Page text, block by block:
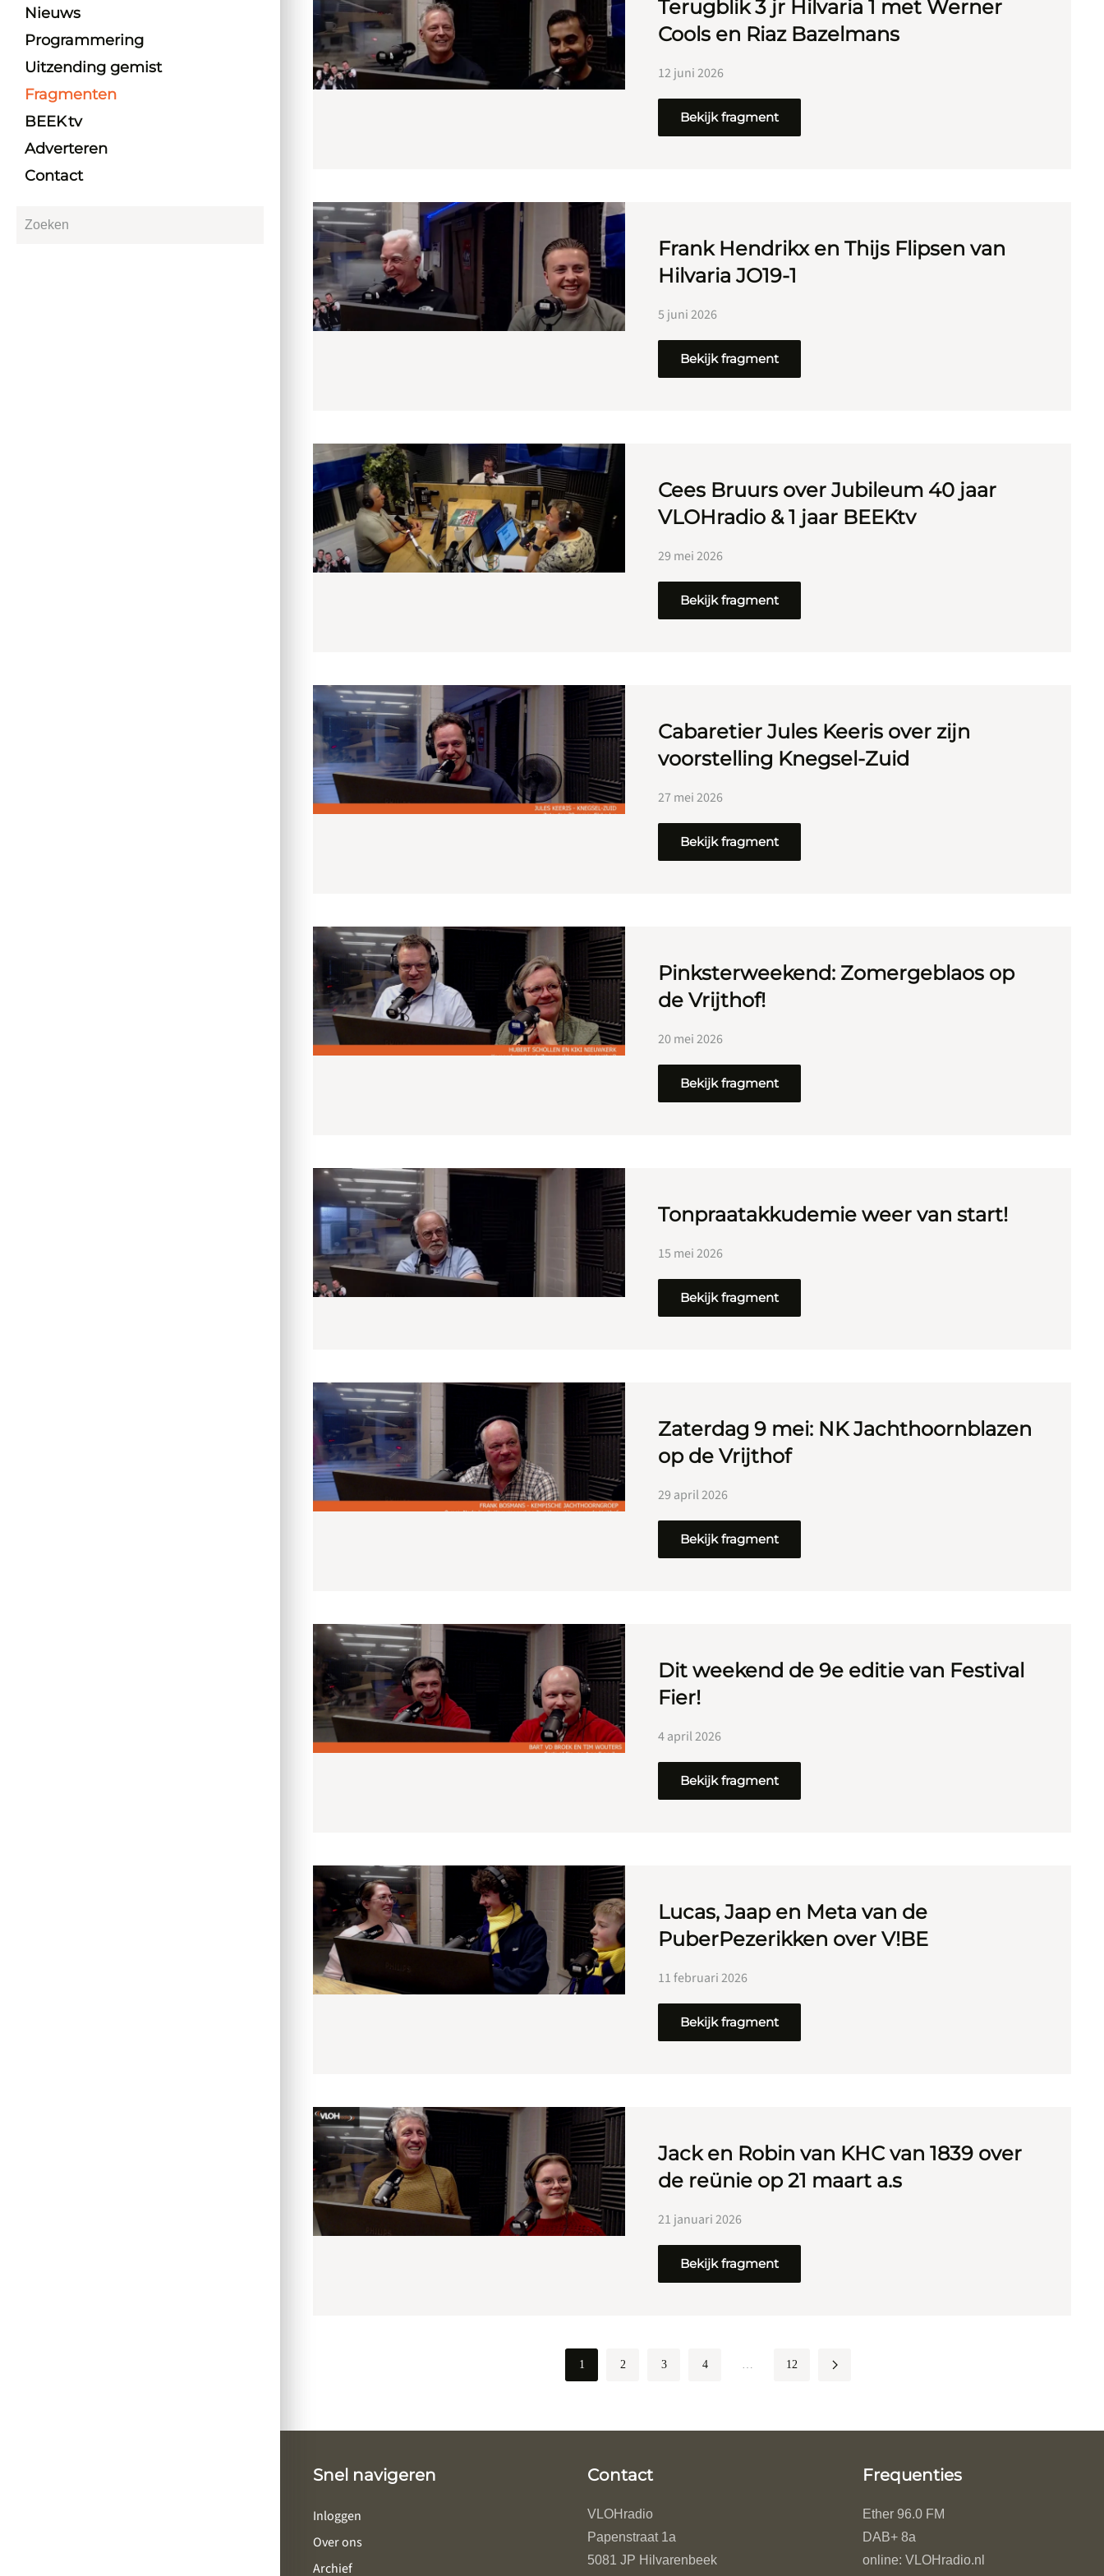
Nieuws
Programmering
Uitzending gemist
Fragmenten
BEEK tv
Adverteren
Contact
Terugblik 3 jr Hilvaria 1 met Werner
Cools en Riaz Bazelmans
12 juni 2026
Bekijk fragment
Frank Hendrikx en Thijs Flipsen van
Hilvaria JO19-1
5 juni 2026
Bekijk fragment
Cees Bruurs over Jubileum 40 jaar
VLOHradio & 1 jaar BEEKtv
29 mei 2026
Bekijk fragment
Cabaretier Jules Keeris over zijn
voorstelling Knegsel-Zuid
27 mei 2026
Bekijk fragment
Pinksterweekend: Zomergeblaos op
de Vrijthof!
20 mei 2026
Bekijk fragment
Tonpraatakkudemie weer van start!
15 mei 2026
Bekijk fragment
Zaterdag 9 mei: NK Jachthoornblazen
op de Vrijthof
29 april 2026
Bekijk fragment
Dit weekend de 9e editie van Festival
Fier!
4 april 2026
Bekijk fragment
Lucas, Jaap en Meta van de
PuberPezerikken over V!BE
11 februari 2026
Bekijk fragment
Jack en Robin van KHC van 1839 over
de reünie op 21 maart a.s
21 januari 2026
Bekijk fragment
1 2 3 4 12
Snel navigeren
Inloggen
Over ons
Archief
Contact
VLOHradio
Papenstraat 1a
5081 JP Hilvarenbeek
Frequenties
Ether 96.0 FM
DAB+ 8a
online: VLOHradio.nl